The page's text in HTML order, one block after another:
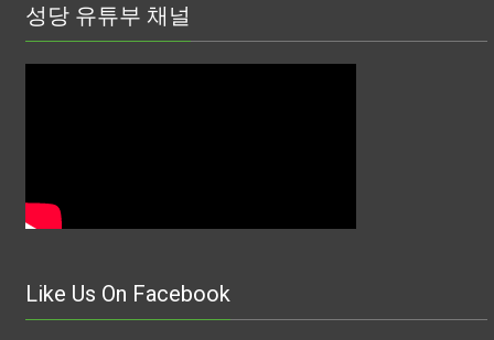
성당 유튜부 채널
Like Us On Facebook